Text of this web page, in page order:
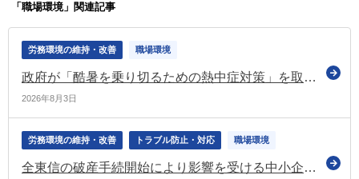
「職場環境」関連記事
労務環境の維持・改善 職場環境
政府が「酷暑を乗り切るための熱中症対策」を取りまとめ 高齢者・子供・労働者の熱中症対策を推進
2026年8月3日
労務環境の維持・改善 トラブル防止・対応 職場環境
全東信の破産手続開始により影響を受ける中小企業・小規模事業者への支援を実施（経産省）